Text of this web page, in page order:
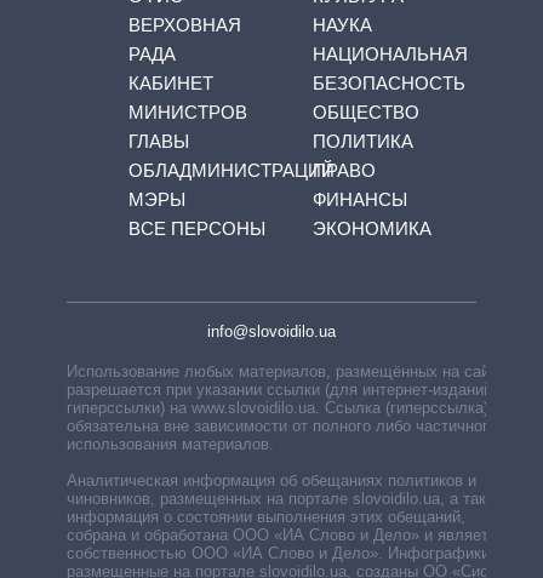
ВЕРХОВНАЯ
РАДА
КАБИНЕТ
МИНИСТРОВ
ГЛАВЫ
ОБЛАДМИНИСТРАЦИЙ
МЭРЫ
ВСЕ ПЕРСОНЫ
НАУКА
НАЦИОНАЛЬНАЯ
БЕЗОПАСНОСТЬ
ОБЩЕСТВО
ПОЛИТИКА
ПРАВО
ФИНАНСЫ
ЭКОНОМИКА
info@slovoidilo.ua
Использование любых материалов, размещённых на сайте,
разрешается при указании ссылки (для интернет-изданий —
гиперссылки) на www.slovoidilo.ua. Ссылка (гиперссылка)
обязательна вне зависимости от полного либо частичного
использования материалов.
Аналитическая информация об обещаниях политиков и
чиновников, размещенных на портале slovoidilo.ua, а также
информация о состоянии выполнения этих обещаний,
собрана и обработана ООО «ИА Слово и Дело» и является
собственностью ООО «ИА Слово и Дело». Инфографики,
размещенные на портале slovoidilo.ua, созданы ОО «Система